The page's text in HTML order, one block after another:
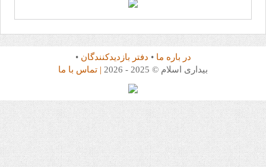
در باره ما • دفتر بازدیدکنندگان •
بیداری اسلام © 2025 - 2026
| تماس با ما